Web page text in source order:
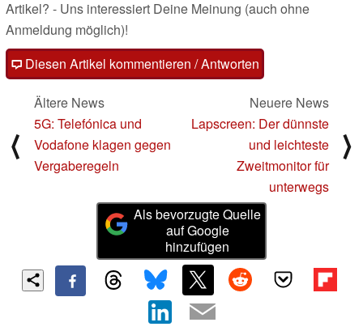
Artikel? - Uns interessiert Deine Meinung (auch ohne
Anmeldung möglich)!
Diesen Artikel kommentieren / Antworten
⟨
Ältere News
5G: Telefónica und
Vodafone klagen gegen
Vergaberegeln
Neuere News
Lapscreen: Der dünnste
und leichteste
Zweitmonitor für
unterwegs
⟩
Als bevorzugte Quelle
auf Google
hinzufügen